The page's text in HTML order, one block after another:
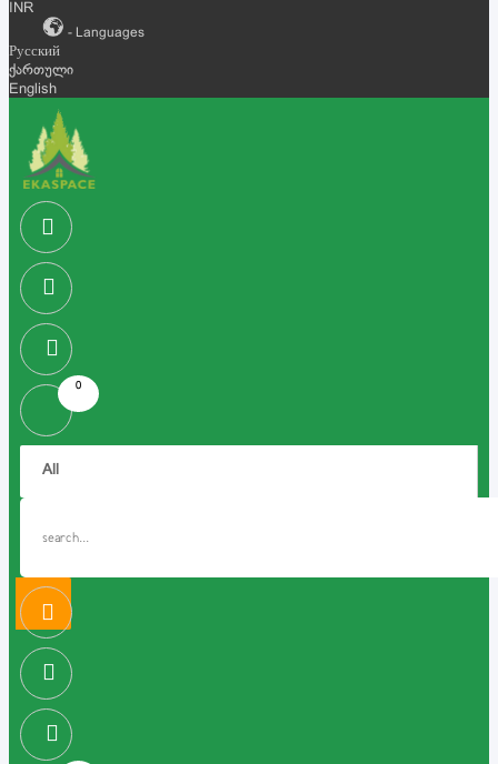
INR
- Languages
Русский
ქართული
English
0